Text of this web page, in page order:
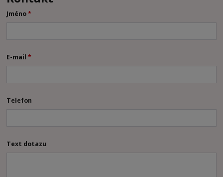
Jméno*
E-mail*
Telefon
Text dotazu